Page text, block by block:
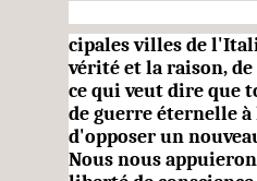
cipales villes de
vérité et la raison,
ce qui veut dire que
de guerre éternelle
d'oppo­ser un
Nous nous